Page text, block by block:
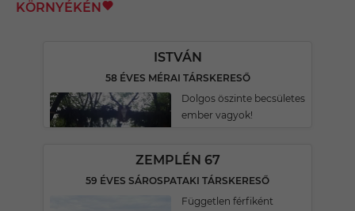
KÖRNYÉKÉN
ISTVÁN
58 ÉVES MÉRAI TÁRSKERESŐ
Dolgos öszinte becsületes
ember vagyok!
ZEMPLÉN 67
59 ÉVES SÁROSPATAKI TÁRSKERESŐ
Független férfiként